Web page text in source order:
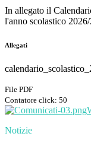
In allegato il
l'anno scolastico
Allegati
File PDF
Contatore click: 50
Notizie